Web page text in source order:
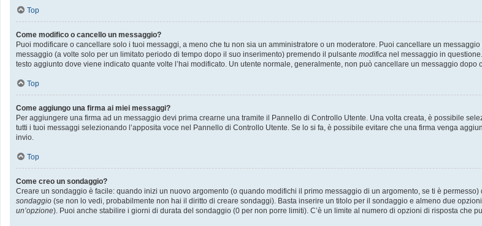
Top
Come modifico o cancello un messaggio?
Puoi modificare o cancellare solo i tuoi messaggi, a meno che tu non sia un amministratore o un moderatore. Puoi cancellare un
messaggio (a volte solo per un limitato periodo di tempo dopo il suo inserimento) premendo il pulsante modifica nel messaggio in
testo aggiunto dove viene indicato quante volte l’hai modificato. Un utente normale, generalmente, non può cancellare un messaggio dopo
Top
Come aggiungo una firma ai miei messaggi?
Per aggiungere una firma ad un messaggio devi prima crearne una tramite il Pannello di Controllo Utente. Una volta creata, è possibile
tutti i tuoi messaggi selezionando l’apposita voce nel Pannello di Controllo Utente. Se lo si fa, è possibile evitare che una firma venga
invio.
Top
Come creo un sondaggio?
Creare un sondaggio è facile: quando inizi un nuovo argomento (o quando modifichi il primo messaggio di un argomento, se ti è
sondaggio (se non lo vedi, probabilmente non hai il diritto di creare sondaggi). Basta inserire un titolo per il sondaggio e almeno due
un’opzione). Puoi anche stabilire i giorni di durata del sondaggio (0 per non porre limiti). C’è un limite al numero di opzioni di risposta che